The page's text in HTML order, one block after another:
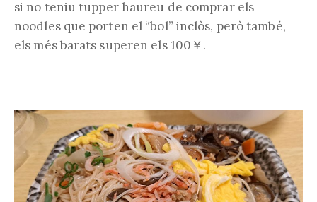
si no teniu tupper haureu de comprar els
noodles que porten el “bol” inclòs, però també,
els més barats superen els 100￥.